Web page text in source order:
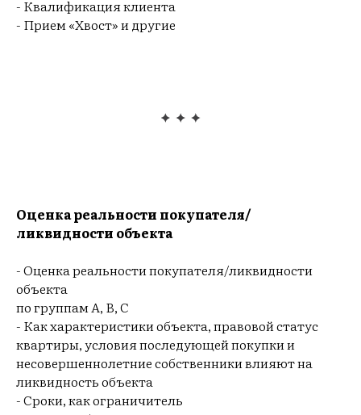
- Квалификация клиента
- Прием «Хвост» и другие
Оценка реальности покупателя/
ликвидности объекта
- Оценка реальности покупателя/ликвидности
объекта
по группам А, В, С
- Как характеристики объекта, правовой статус
квартиры, условия последующей покупки и
несовершеннолетние собственники влияют на
ликвидность объекта
- Сроки, как ограничитель